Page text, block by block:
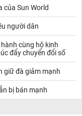
của Sun World
người dân
cùng hộ kinh
đẩy chuyển đổi số
giữ đà giảm mạnh
bị bán mạnh